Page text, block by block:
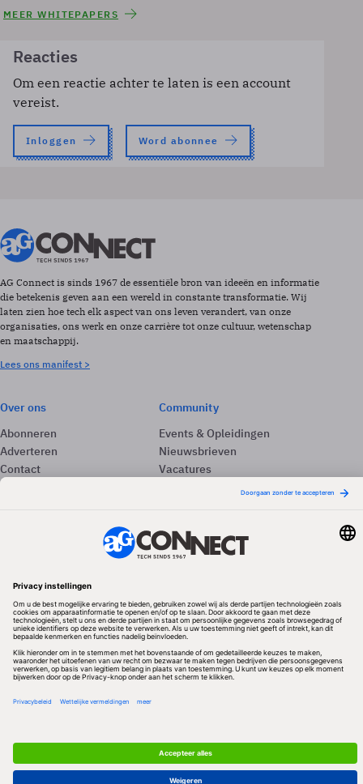
MEER WHITEPAPERS
Reacties
Om een reactie achter te laten is een account
vereist.
Inloggen Word abonnee
AG Connect is sinds 1967 de essentiële bron van ideeën en informatie
die betekenis geven aan een wereld in constante transformatie. Wij
laten zien hoe tech elk aspect van ons leven verandert, van onze
organisaties, ons werk en onze carrière tot onze cultuur, wetenschap
en maatschappij.
Lees ons manifest >
Over ons
Abonneren
Adverteren
Contact
Community
Events & Opleidingen
Nieuwsbrieven
Vacatures
Redactionele partner